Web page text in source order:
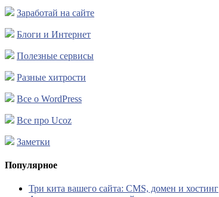
Заработай на сайте
Блоги и Интернет
Полезные сервисы
Разные хитрости
Все о WordPress
Все про Ucoz
Заметки
Популярное
Три кита вашего сайта: CMS, домен и хостинг